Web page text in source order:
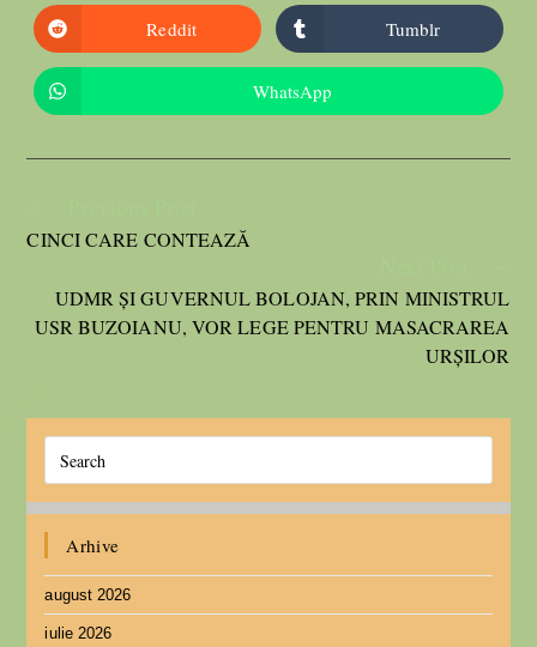
Reddit Tumblr
WhatsApp
CINCI CARE CONTEAZĂ
UDMR ȘI GUVERNUL BOLOJAN, PRIN MINISTRUL
USR BUZOIANU, VOR LEGE PENTRU MASACRAREA
URȘILOR
Arhive
august 2026
iulie 2026